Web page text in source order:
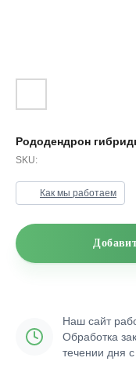
Рододендрон
SKU:
Как мы работаем
Наш сайт
Обработка
течении дня